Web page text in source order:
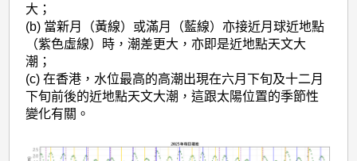
大；
(b) 當新月（黃線）或滿月（藍線）亦接近月球近地點
（紫色虛線）時，潮差更大，亦即是近地點天文大
潮；
(c) 在香港，水位最高的高潮出現在六月下旬及十二月
下旬前後的近地點天文大潮，這跟太陽位置的季節性
變化有關。